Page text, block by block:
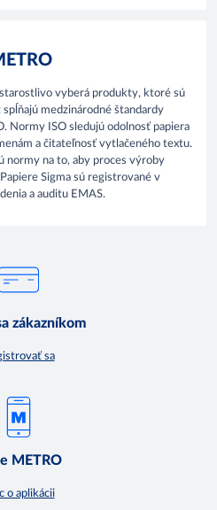
vyberá produkty, ktoré sú
medzinárodné štandardy
Normy ISO sledujú odolnosť papiera
a čitateľnosť vytlačeného textu.
normy na to, aby proces výroby
Sigma sú registrované v
a auditu EMAS.
zákazníkom
sa
METRO
o aplikácii